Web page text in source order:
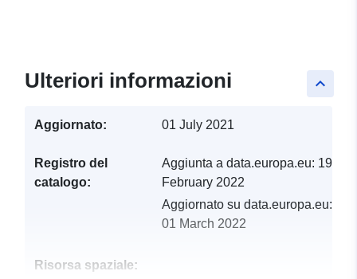
keyboard_arrow_up
Ulteriori informazioni
Aggiornato: 01 July 2021
Registro del
catalogo:
Aggiunta a data.europa.eu: 19
February 2022
Aggiornato su data.europa.eu:
01 March 2022
Risorsa spaziale: